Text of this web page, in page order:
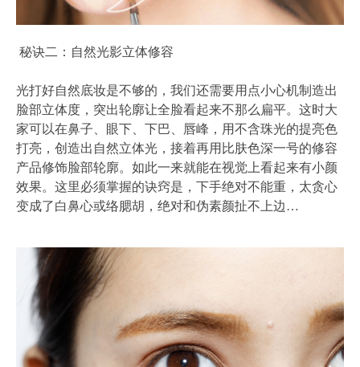
秘诀二：自然光影立体修容
光打好自然底妆是不够的，我们还需要用点小心机制造出
脸部立体度，突出轮廓让全脸看起来不那么扁平。这时大
家可以在鼻子、眼下、下巴、唇峰，用不含珠光的提亮色
打亮，创造出自然立体光，接着再用比肤色深一号的修容
产品修饰脸部轮廓。如此一来就能在视觉上看起来有小颜
效果。这里必须掌握的诀窍是，下手绝对不能重，太贪心
变成了白鼻心或络腮胡，绝对和伪素颜扯不上边…